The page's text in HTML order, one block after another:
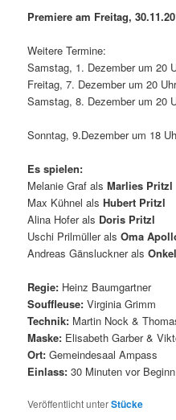
Premiere am Freitag,
Weitere Termine:
Samstag, 1. Dezember um 20
Freitag, 7. Dezember um 20
Samstag, 8. Dezember um 20
Sonntag, 9.Dezember um 18
Es spielen:
Melanie Graf alsMarlies Pritzl
Max Kühnel alsHubert Pritzl
Alina Hofer als Doris Pritzl
Uschi Prilmüller alsOma
Andreas Gänsluckner als
Regie: Heinz Baumgartner
Souffleuse: Virginia Grimm
Technik: Martin Nock &
Maske: Elisabeth Garber &
Ort: Gemeindesaal Ampass
Einlass: 30 Minuten vor
Veröffentlicht unterStücke